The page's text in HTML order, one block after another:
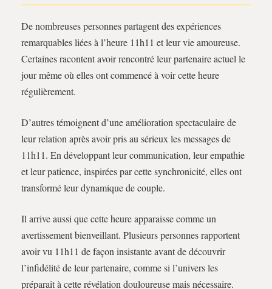
De nombreuses personnes partagent des expériences
remarquables liées à l’heure 11h11 et leur vie amoureuse.
Certaines racontent avoir rencontré leur partenaire actuel le
jour même où elles ont commencé à voir cette heure
régulièrement.
D’autres témoignent d’une amélioration spectaculaire de
leur relation après avoir pris au sérieux les messages de
11h11. En développant leur communication, leur empathie
et leur patience, inspirées par cette synchronicité, elles ont
transformé leur dynamique de couple.
Il arrive aussi que cette heure apparaisse comme un
avertissement bienveillant. Plusieurs personnes rapportent
avoir vu 11h11 de façon insistante avant de découvrir
l’infidélité de leur partenaire, comme si l’univers les
préparait à cette révélation douloureuse mais nécessaire.